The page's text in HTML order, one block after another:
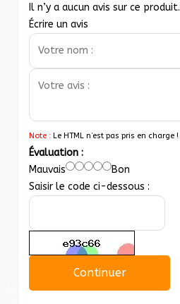
Il n’y a aucun avis sur ce produit.
Écrire un avis
Note : Le HTML n’est pas pris en charge !
Évaluation :
Mauvais
Bon
Saisir le code ci-dessous :
Continuer